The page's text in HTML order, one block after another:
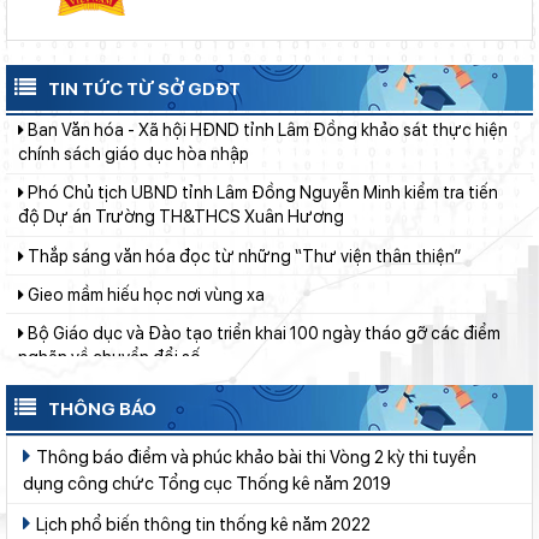
TIN TỨC TỪ SỞ GDĐT
Đánh giá tình hình triển khai sắp xếp, tổ chức cơ sở giáo dục
công lập tại các địa phương
chính sách giáo dục hòa nhập
Phó Chủ tịch UBND tỉnh Lâm Đồng Nguyễn Minh kiểm tra tiến
độ Dự án Trường TH&THCS Xuân Hương
Thắp sáng văn hóa đọc từ những “Thư viện thân thiện”
Gieo mầm hiếu học nơi vùng xa
nghẽn về chuyển đổi số
Từ khát vọng dân giàu, nước mạnh đến lý luận kinh tế thị
trường định hướng XHCN trong kỷ nguyên mới - Bài 1: Khẳng
định tư tưởng Hồ Chí Minh, đấu tranh với luận điệu xuyên tạc
Thí điểm giáo dục AI góp phần đổi mới quản trị, nâng cao hiệu
quả hoạt động giáo dục
THÔNG BÁO
dụng công chức Tổng cục Thống kê năm 2019
Lịch phổ biến thông tin thống kê năm 2022